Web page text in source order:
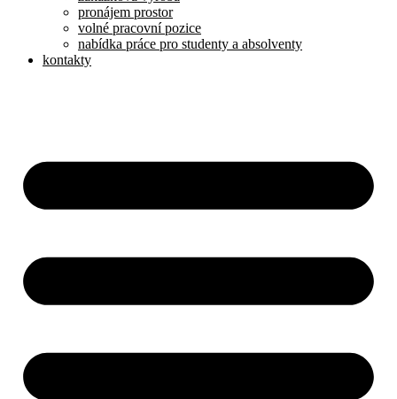
pronájem prostor
volné pracovní pozice
nabídka práce pro studenty a absolventy
kontakty